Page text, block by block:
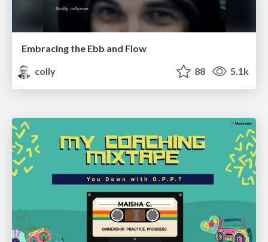
Embracing the Ebb and Flow
colly
88 5.1k